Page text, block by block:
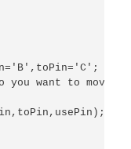
you want to move